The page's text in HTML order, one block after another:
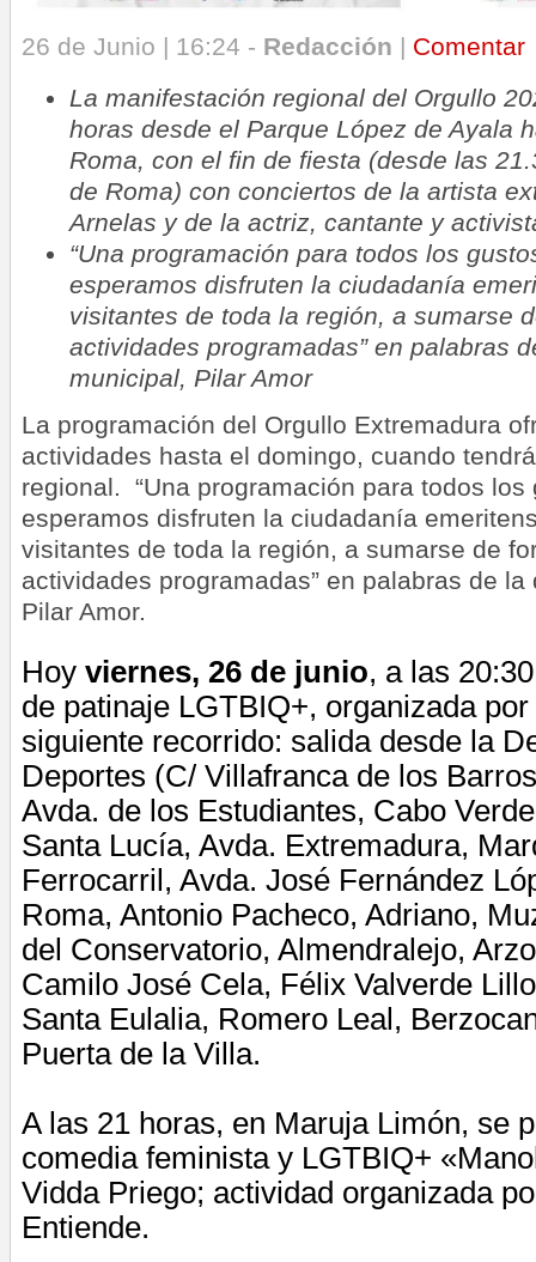
26 de Junio | 16:24 - Redacción | Comentar
La manifestación regional del Orgullo
horas desde el Parque López de Ayala
Roma, con el fin de fiesta (desde las
de Roma) con conciertos de la artista
Arnelas y de la actriz, cantante y
“Una programación para todos los
esperamos disfruten la ciudadanía
visitantes de toda la región, a sumarse
actividades programadas” en palabras
municipal, Pilar Amor
La programación del Orgullo Extremadura
actividades hasta el domingo, cuando
regional. “Una programación para todos
esperamos disfruten la ciudadanía
visitantes de toda la región, a sumarse de
actividades programadas” en palabras de
Pilar Amor.
Hoy viernes, 26 de junio, a las
de patinaje LGTBIQ+, organizada
siguiente recorrido: salida desde la
Deportes (C/ Villafranca de los
Avda. de los Estudiantes, Cabo
Santa Lucía, Avda. Extremadura,
Ferrocarril, Avda. José Fernández
Roma, Antonio Pacheco, Adriano,
del Conservatorio, Almendralejo,
Camilo José Cela, Félix Valverde
Santa Eulalia, Romero Leal,
Puerta de la Villa.
A las 21 horas, en Maruja Limón, se
comedia feminista y LGTBIQ+
Vidda Priego; actividad organizada
Entiende.